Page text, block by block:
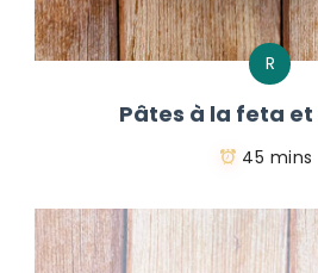
R
Pâtes à la feta
45 mins